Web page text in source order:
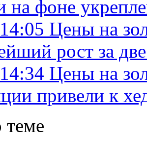
на фоне
Цены на
рост за
Цены на
привели к
теме